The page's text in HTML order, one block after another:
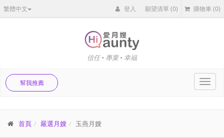
繁體中文 登入 願望清單(0) 購物車 (0)
信任 • 專業 • 幸福
幫我推薦
首頁 嚴選月嫂 玉燕月嫂